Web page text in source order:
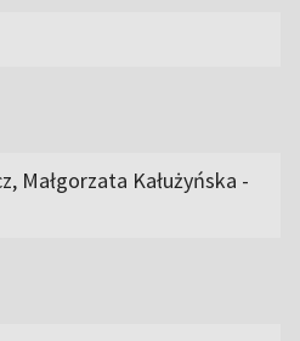
Małgorzata Kałużyńska -